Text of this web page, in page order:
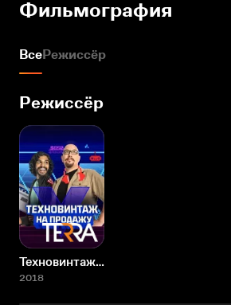
Фильмография
ВсеРежиссёр
Режиссёр
Техновинтаж на продажу
2018